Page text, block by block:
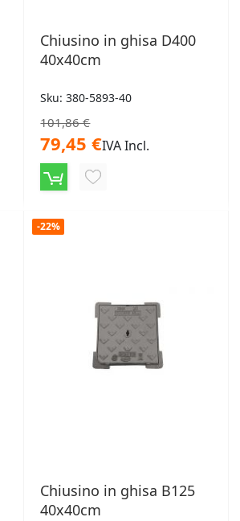
Chiusino in ghisa D400
40x40cm
Sku: 380-5893-40
101,86 €
79,45 €IVA Incl.
AGGIUNGI
-22%
Chiusino in ghisa B125
40x40cm